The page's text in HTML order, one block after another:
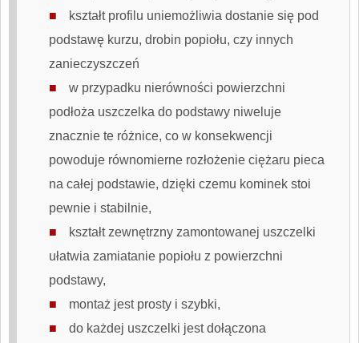
kształt profilu uniemożliwia dostanie się pod
podstawę kurzu, drobin popiołu, czy innych
zanieczyszczeń
w przypadku nierówności powierzchni
podłoża uszczelka do podstawy niweluje
znacznie te różnice, co w konsekwencji
powoduje równomierne rozłożenie ciężaru pieca
na całej podstawie, dzięki czemu kominek stoi
pewnie i stabilnie,
kształt zewnętrzny zamontowanej uszczelki
ułatwia zamiatanie popiołu z powierzchni
podstawy,
montaż jest prosty i szybki,
do każdej uszczelki jest dołączona